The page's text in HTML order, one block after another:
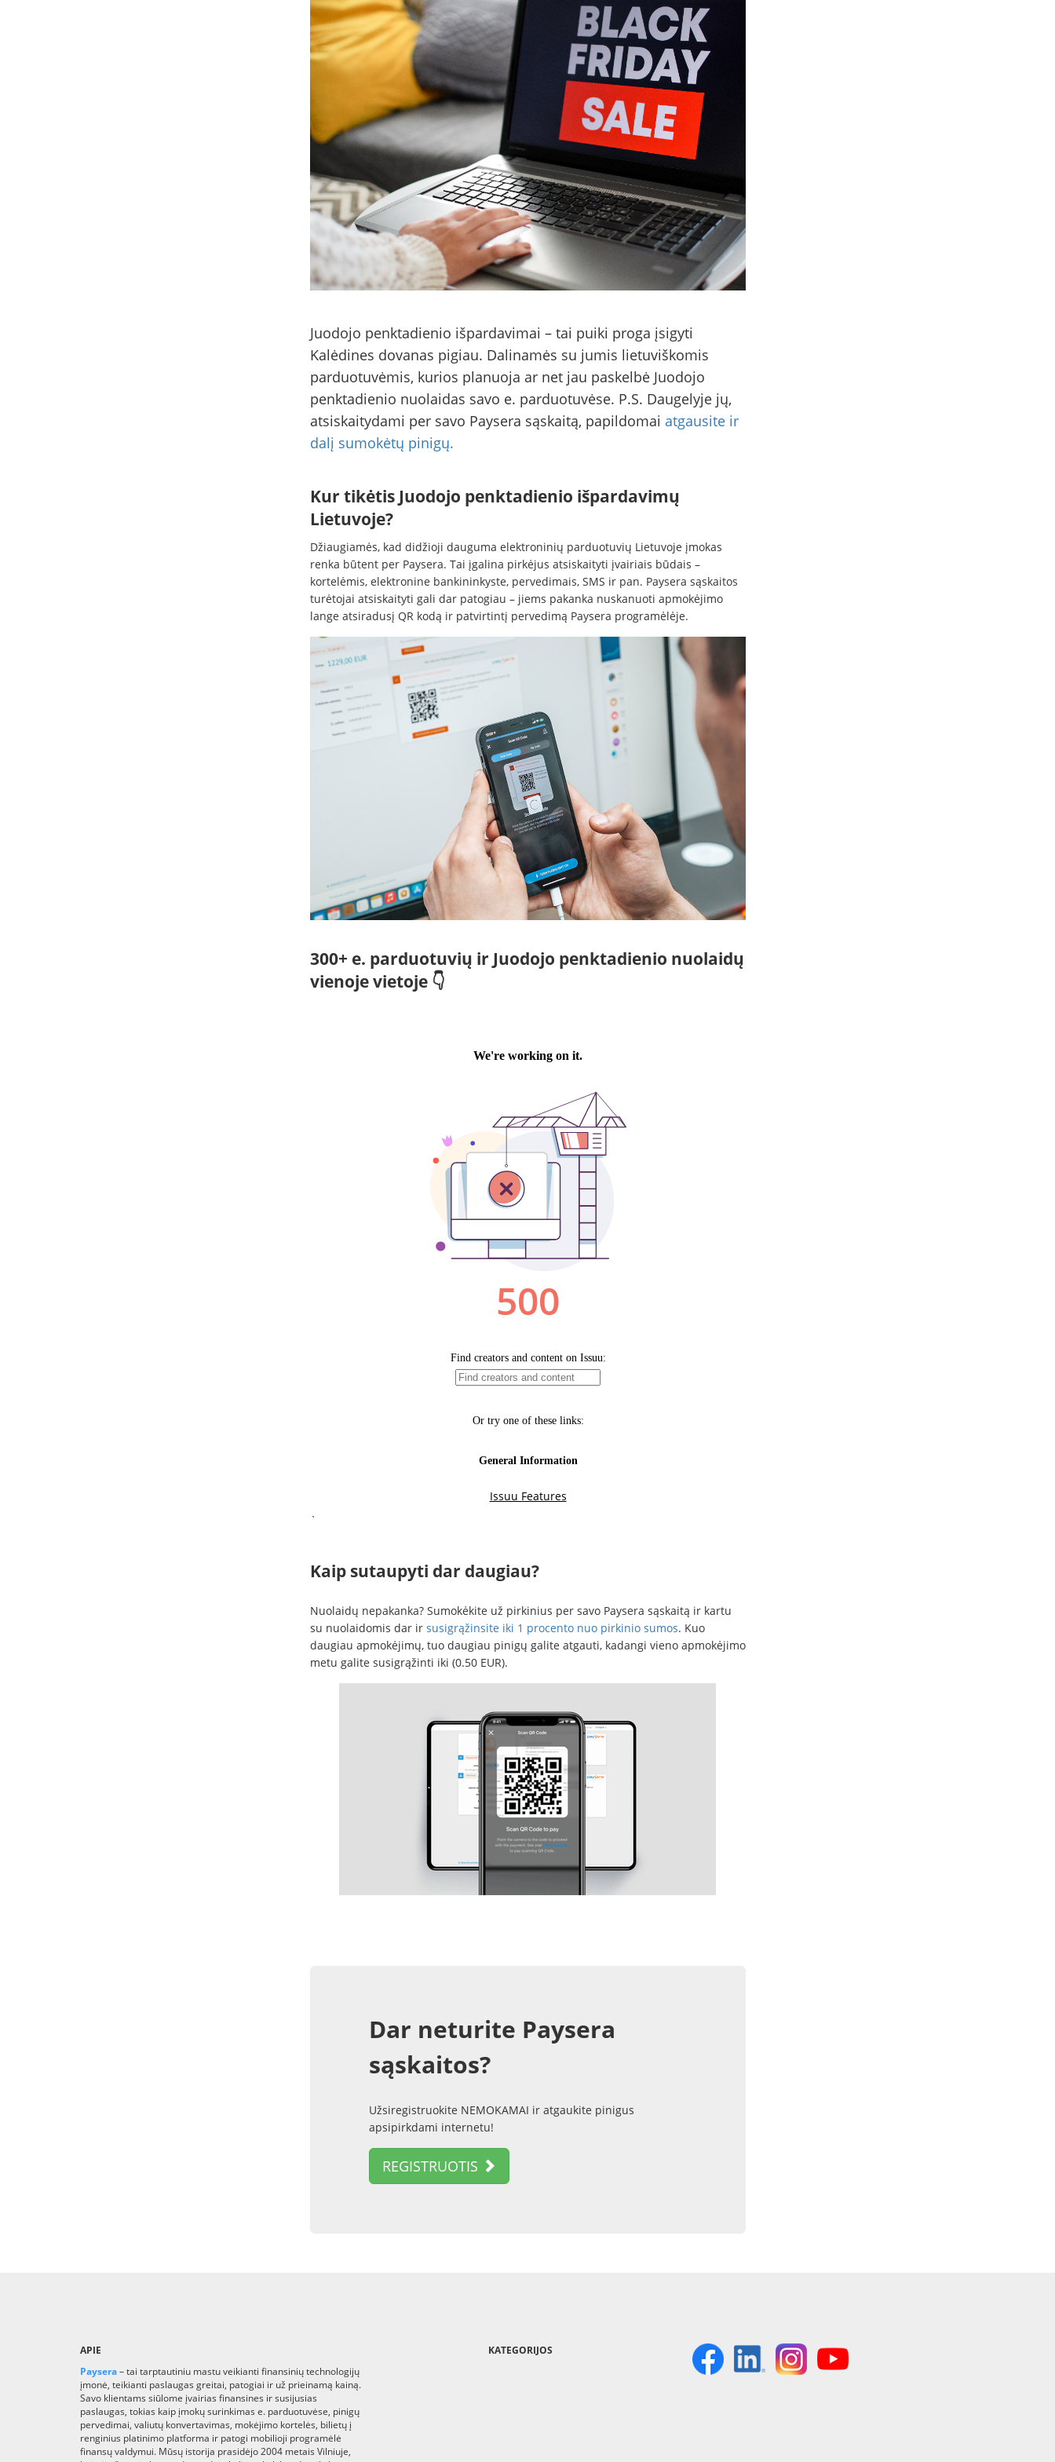
Juodojo penktadienio išpardavimai – tai puiki proga įsigyti
Kalėdines dovanas pigiau. Dalinamės su jumis lietuviškomis
parduotuvėmis, kurios planuoja ar net jau paskelbė Juodojo
penktadienio nuolaidas savo e. parduotuvėse. P.S. Daugelyje jų,
atsiskaitydami per savo Paysera sąskaitą, papildomai atgausite ir
dalį sumokėtų pinigų.
Kur tikėtis Juodojo penktadienio išpardavimų
Lietuvoje?
Džiaugiamės, kad didžioji dauguma elektroninių parduotuvių Lietuvoje įmokas
renka būtent per Paysera. Tai įgalina pirkėjus atsiskaityti įvairiais būdais –
kortelėmis, elektronine bankininkyste, pervedimais, SMS ir pan. Paysera sąskaitos
turėtojai atsiskaityti gali dar patogiau – jiems pakanka nuskanuoti apmokėjimo
lange atsiradusį QR kodą ir patvirtintį pervedimą Paysera programėlėje.
300+ e. parduotuvių ir Juodojo penktadienio nuolaidų
vienoje vietoje 👇
`
Kaip sutaupyti dar daugiau?
Nuolaidų nepakanka? Sumokėkite už pirkinius per savo Paysera sąskaitą ir kartu
su nuolaidomis dar ir susigrąžinsite iki 1 procento nuo pirkinio sumos. Kuo
daugiau apmokėjimų, tuo daugiau pinigų galite atgauti, kadangi vieno apmokėjimo
metu galite susigrąžinti iki (0.50 EUR).
Dar neturite Paysera
sąskaitos?
Užsiregistruokite NEMOKAMAI ir atgaukite pinigus
apsipirkdami internetu!
REGISTRUOTIS
APIE
Paysera– tai tarptautiniu mastu veikianti finansinių technologijų
įmonė, teikianti paslaugas greitai, patogiai ir už prieinamą kainą.
Savo klientams siūlome įvairias finansines ir susijusias
paslaugas, tokias kaip įmokų surinkimas e. parduotuvėse, pinigų
pervedimai, valiutų konvertavimas, mokėjimo kortelės, bilietų į
renginius platinimo platforma ir patogi mobilioji programėlė
finansų valdymui. Mūsų istorija prasidėjo 2004 metais Vilniuje,
KATEGORIJOS